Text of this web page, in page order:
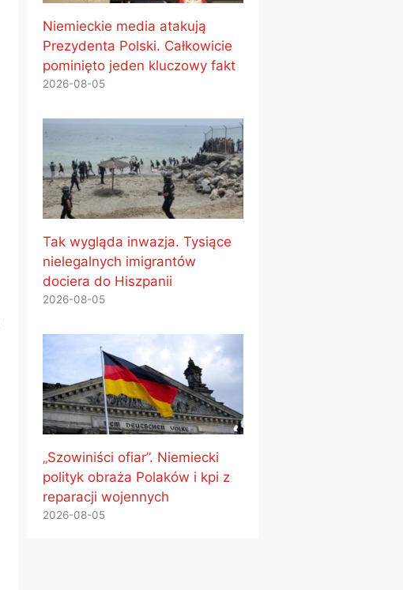
Niemieckie media atakują
Prezydenta Polski. Całkowicie
pominięto jeden kluczowy fakt
2026-08-05
Tak wygląda inwazja. Tysiące
nielegalnych imigrantów
dociera do Hiszpanii
2026-08-05
„Szowiniści ofiar”. Niemiecki
polityk obraża Polaków i kpi z
reparacji wojennych
2026-08-05